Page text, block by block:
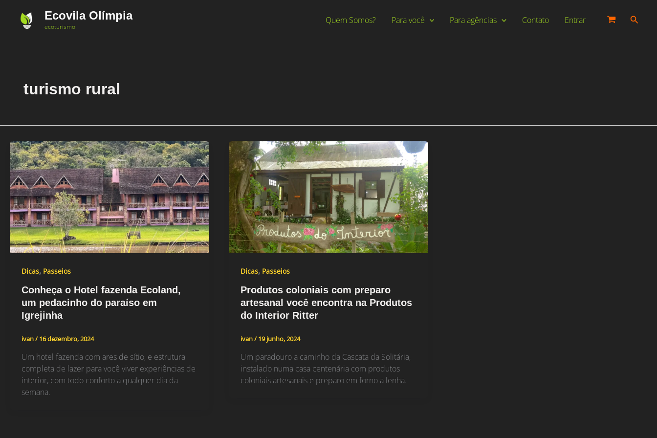
Ecovila Olímpia
ecoturismo
Quem Somos? Para você Para agências Contato Entrar
turismo rural
Dicas, Passeios
Conheça o Hotel fazenda Ecoland,
um pedacinho do paraíso em
Igrejinha
ivan/ 16 dezembro, 2024
Um hotel fazenda com ares de sítio, e estrutura
completa de lazer para você viver experiências de
interior, com todo conforto a qualquer dia da
semana.
Dicas, Passeios
Produtos coloniais com preparo
artesanal você encontra na Produtos
do Interior Ritter
ivan/ 19 junho, 2024
Um paradouro a caminho da Cascata da Solitária,
instalado numa casa centenária com produtos
coloniais artesanais e preparo em forno a lenha.